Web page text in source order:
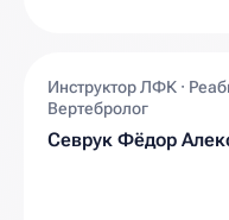
Инструктор ЛФК ·
Вертебролог
Севрук Фёдор